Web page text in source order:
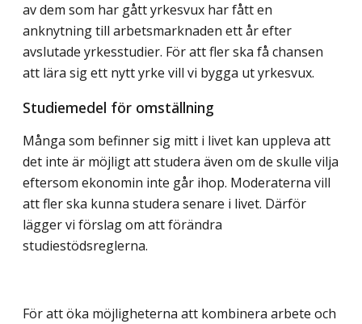
av dem som har gått yrkesvux har fått en
anknytning till arbetsmarknaden ett år efter
avslutade yrkesstudier. För att fler ska få chansen
att lära sig ett nytt yrke vill vi bygga ut yrkesvux.
Studiemedel för omställning
Många som befinner sig mitt i livet kan uppleva att
det inte är möjligt att studera även om de skulle vilja
eftersom ekonomin inte går ihop. Moderaterna vill
att fler ska kunna studera senare i livet. Därför
lägger vi förslag om att förändra
studiestödsreglerna.
För att öka möjligheterna att kombinera arbete och